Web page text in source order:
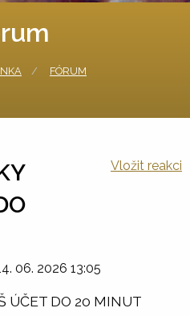
FÓRUM
Vložit reakci
06. 2026 13:05
ÚČET DO 20 MINUT